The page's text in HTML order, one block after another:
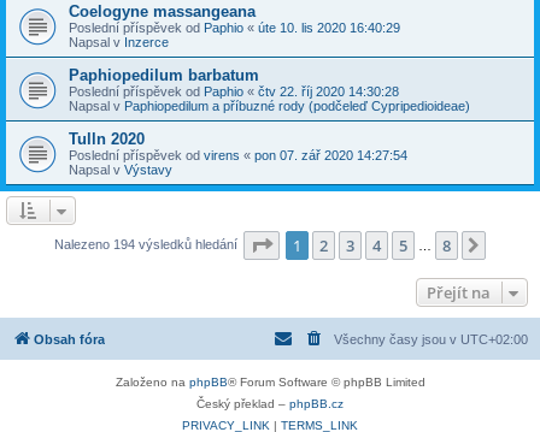
Coelogyne massangeana
Poslední příspěvek od Paphio « úte 10. lis 2020 16:40:29
Napsal v Inzerce
Paphiopedilum barbatum
Poslední příspěvek od Paphio « čtv 22. říj 2020 14:30:28
Napsal v Paphiopedilum a příbuzné rody (podčeleď Cypripedioideae)
Tulln 2020
Poslední příspěvek od virens « pon 07. zář 2020 14:27:54
Napsal v Výstavy
Nalezeno 194 výsledků hledání Stránka z
1 2 3 4 5 8
Přejít na
Obsah fóra Všechny časy jsou v UTC+02:00
Založeno na phpBB® Forum Software © phpBB Limited
Český překlad – phpBB.cz
PRIVACY_LINK | TERMS_LINK